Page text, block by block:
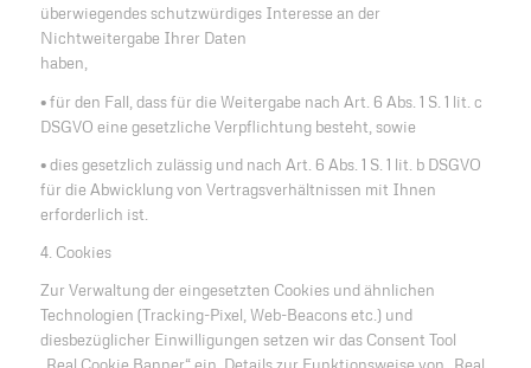
überwiegendes schutzwürdiges Interesse an der
Nichtweitergabe Ihrer Daten
haben,
• für den Fall, dass für die Weitergabe nach Art. 6 Abs. 1 S. 1 lit. c
DSGVO eine gesetzliche Verpflichtung besteht, sowie
• dies gesetzlich zulässig und nach Art. 6 Abs. 1 S. 1 lit. b DSGVO
für die Abwicklung von Vertragsverhältnissen mit Ihnen
erforderlich ist.
4. Cookies
Zur Verwaltung der eingesetzten Cookies und ähnlichen
Technologien (Tracking-Pixel, Web-Beacons etc.) und
diesbezüglicher Einwilligungen setzen wir das Consent Tool
„Real Cookie Banner“ ein. Details zur Funktionsweise von „Real